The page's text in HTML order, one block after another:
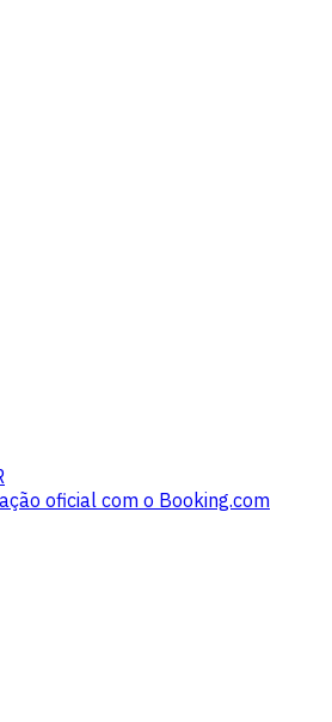
oficial com o Booking.com